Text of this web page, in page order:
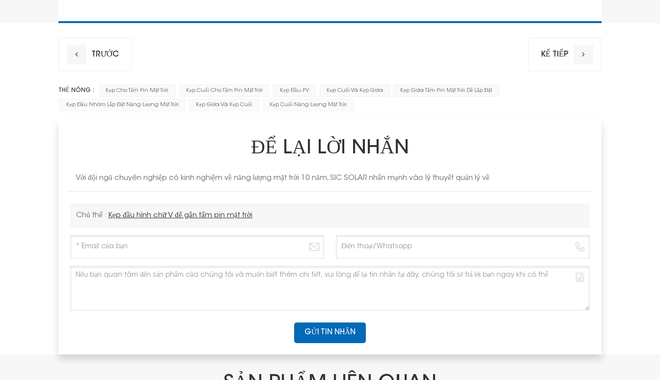
TRƯỚC KẾ TIẾP
THẺ NÓNG : Kẹp Cho Tấm Pin Mặt Trời Kẹp Cuối Cho Tấm Pin Mặt Trời Kẹp Đầu PV Kẹp Cuối Và Kẹp Giữa Kẹp Giữa Tấm Pin Mặt Trời Dễ Lắp Đặt
Kẹp Đầu Nhôm Lắp Đặt Năng Lượng Mặt Trời Kẹp Giữa Và Kẹp Cuối Kẹp Cuối Năng Lượng Mặt Trời
ĐỂ LẠI LỜI NHẮN
Với đội ngũ chuyên nghiệp có kinh nghiệm về năng lượng mặt trời 10 năm, SIC SOLAR nhấn mạnh vào lý thuyết quản lý về
Chủ thể : Kẹp đầu hình chữ V để gắn tấm pin mặt trời
GỬI TIN NHẮN